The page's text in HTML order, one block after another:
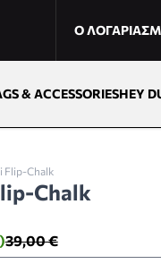
Ο
& ACCESSORIESHEY
Flip-Chalk
Chalk
39,00 €